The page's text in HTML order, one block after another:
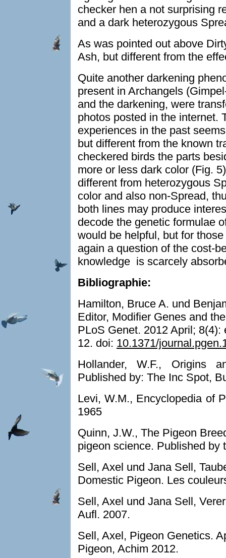
checker hen a not surprising
and a dark heterozygous
As was pointed out above
Ash, but different from the
Quite another darkening
present in Archangels
and the darkening, were
photos posted in the internet.
experiences in the past
but different from the known
checkered birds the parts
more or less dark color (Fig.
different from heterozygous
color and also non-Spread,
both lines may produce
decode the genetic formulae
would be helpful, but for
again a question of the cost-
knowledge is scarcely
Bibliographie:
Hamilton, Bruce A. und
Editor, Modifier Genes and
PLoS Genet. 2012 April;
12. doi: 10.1371/
Hollander, W.F., Origins
Published by: The Inc Spot,
Levi, W.M., Encyclopedia of
1965
Quinn, J.W., The Pigeon
pigeon sci­ence. Published by
Sell, Axel und Jana Sell,
Domestic Pigeon. Les
Sell, Axel und Jana Sell,
Aufl. 2007.
Sell, Axel, Pigeon Genetics.
Pigeon, Achim 2012.